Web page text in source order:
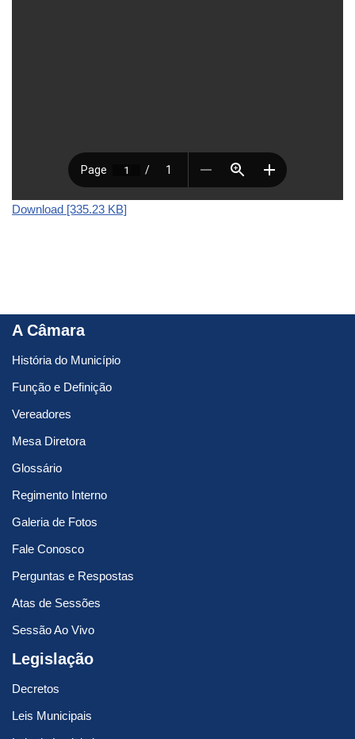
Download [335.23 KB]
A Câmara
História do Município
Função e Definição
Vereadores
Mesa Diretora
Glossário
Regimento Interno
Galeria de Fotos
Fale Conosco
Perguntas e Respostas
Atas de Sessões
Sessão Ao Vivo
Legislação
Decretos
Leis Municipais